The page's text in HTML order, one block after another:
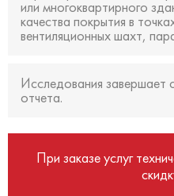
или многоквартирного
качества покрытия в
вентиляционных шахт,
Исследования завершает
отчета.
При заказе услуг